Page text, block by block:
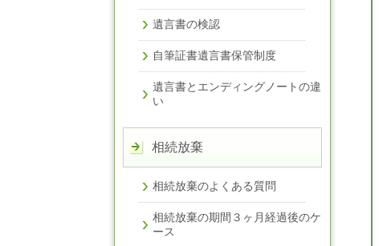
遺言書の検認
自筆証書遺言書保管制度
遺言書とエンディングノートの違
い
相続放棄
相続放棄のよくある質問
相続放棄の期間３ヶ月経過後のケ
ース